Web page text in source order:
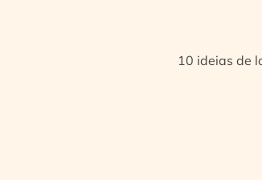
10 ideias de